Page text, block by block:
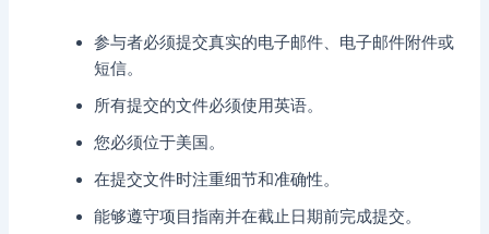
参与者必须提交真实的电子邮件、电子邮件附件或
短信。
所有提交的文件必须使用英语。
您必须位于美国。
在提交文件时注重细节和准确性。
能够遵守项目指南并在截止日期前完成提交。